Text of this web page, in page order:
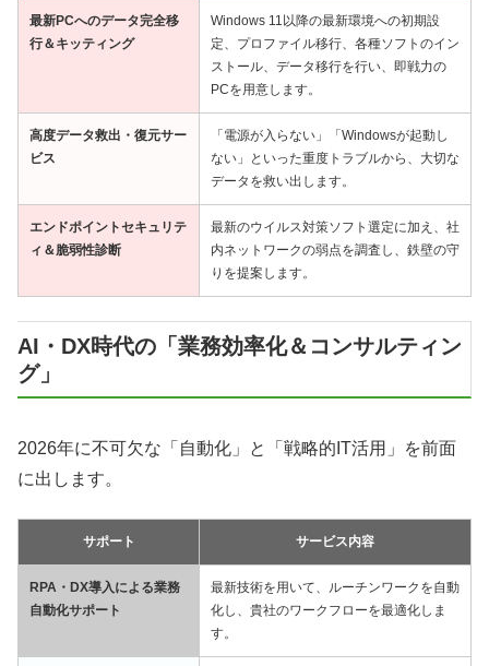
最新PCへのデータ完全移
行＆キッティング
Windows 11以降の最新環境への初期設
定、プロファイル移行、各種ソフトのイン
ストール、データ移行を行い、即戦力の
PCを用意します。
高度データ救出・復元サー
ビス
「電源が入らない」「Windowsが起動し
ない」といった重度トラブルから、大切な
データを救い出します。
エンドポイントセキュリテ
ィ＆脆弱性診断
最新のウイルス対策ソフト選定に加え、社
内ネットワークの弱点を調査し、鉄壁の守
りを提案します。
AI・DX時代の「業務効率化＆コンサルティン
グ」
2026年に不可欠な「自動化」と「戦略的IT活用」を前面
に出します。
サポート サービス内容
RPA・DX導入による業務
自動化サポート
最新技術を用いて、ルーチンワークを自動
化し、貴社のワークフローを最適化しま
す。